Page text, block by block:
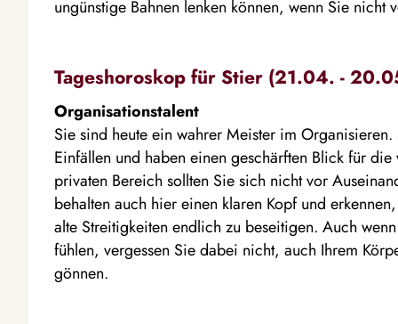
ungünstige Bahnen lenken können, wenn Sie nicht
Tageshoroskop für Stier (21.04. -
Organisationstalent
Sie sind heute ein wahrer Meister im
Einfällen und haben einen geschärften Blick für
privaten Bereich sollten Sie sich nicht vor
behalten auch hier einen klaren Kopf und
alte Streitigkeiten endlich zu beseitigen. Auch
fühlen, vergessen Sie dabei nicht, auch Ihrem
gönnen.